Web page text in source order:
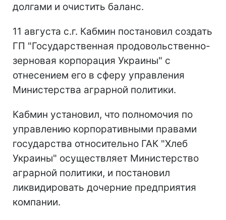
долгами и очистить баланс.
11 августа с.г. Кабмин постановил создать
ГП "Государственная продовольственно-
зерновая корпорация Украины" с
отнесением его в сферу управления
Министерства аграрной политики.
Кабмин установил, что полномочия по
управлению корпоративными правами
государства относительно ГАК "Хлеб
Украины" осуществляет Министерство
аграрной политики, и постановил
ликвидировать дочерние предприятия
компании.